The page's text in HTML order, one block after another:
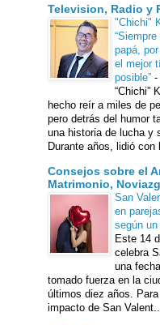
Television, Radio y
"Chichi"
papá,
el mejor
posible” -
“Chichi”
hecho reír a miles de
pero detrás del humor
una historia de lucha y
Durante años, lidió con
Consejos sobre el
Matrimonio,
San
en
según
Este 14
celebra
una
tomado fuerza en la
últimos diez años. Para
impacto de San